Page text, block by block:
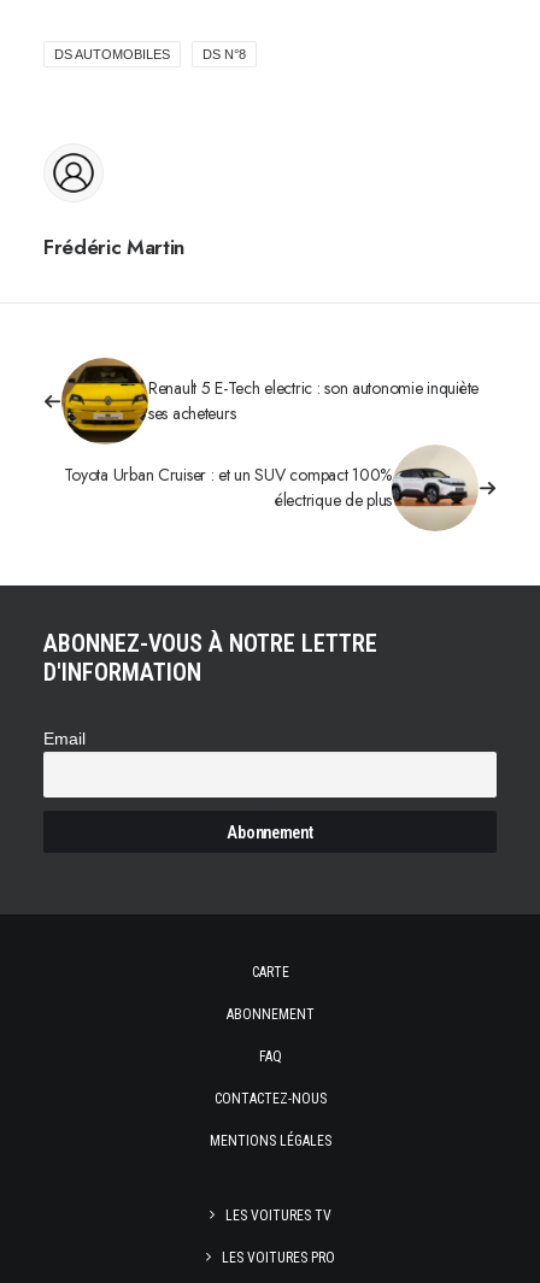
DS AUTOMOBILES DS N°8
Frédéric Martin
Renault 5 E-Tech electric : son autonomie inquiète
ses acheteurs
Toyota Urban Cruiser : et un SUV compact 100%
électrique de plus
ABONNEZ-VOUS À NOTRE LETTRE
D'INFORMATION
Email
CARTE
ABONNEMENT
FAQ
CONTACTEZ-NOUS
MENTIONS LÉGALES
LES VOITURES TV
LES VOITURES PRO